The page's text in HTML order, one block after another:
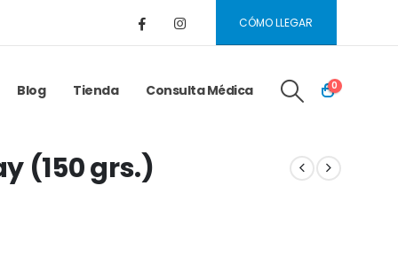
CÓMO LLEGAR
Blog Tienda Consulta Médica 0
(150 grs.)